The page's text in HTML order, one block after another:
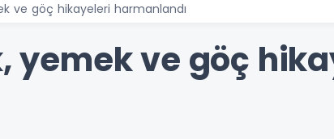
ve göç hikayeleri harmanlandı
yemek ve göç